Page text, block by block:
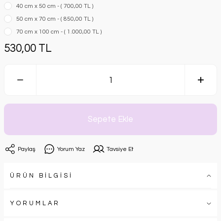
40 cm x 50 cm - ( 700,00 TL )
50 cm x 70 cm - ( 850,00 TL )
70 cm x 100 cm - ( 1.000,00 TL )
530,00 TL
Sepete Ekle
Paylaş Yorum Yaz Tavsiye Et
ÜRÜN BİLGİSİ
YORUMLAR